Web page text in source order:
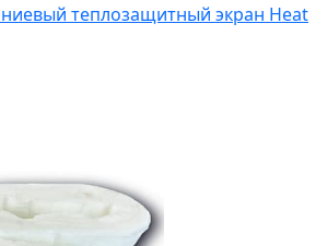
теплозащитный экран Heat